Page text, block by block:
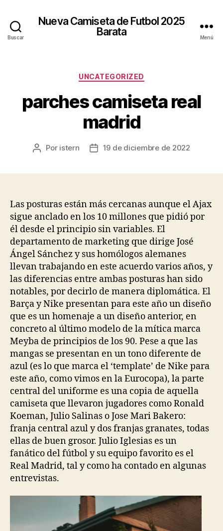
Buscar
Nueva Camiseta de Futbol 2025
Barata
Menú
Categorías
UNCATEGORIZED
parches camiseta real
madrid
Autor
Por istern
Fecha19 de diciembre de 2022
Las posturas están más cercanas aunque el Ajax
sigue anclado en los 10 millones que pidió por
él desde el principio sin variables. El
departamento de marketing que dirige José
Ángel Sánchez y sus homólogos alemanes
llevan trabajando en este acuerdo varios años, y
las diferencias entre ambas posturas han sido
notables, por decirlo de manera diplomática. El
Barça y Nike presentan para este año un diseño
que es un homenaje a un diseño anterior, en
concreto al último modelo de la mítica marca
Meyba de principios de los 90. Pese a que las
mangas se presentan en un tono diferente de
azul (es lo que marca el ‘template’ de Nike para
este año, como vimos en la Eurocopa), la parte
central del uniforme es una copia de aquella
camiseta que llevaron jugadores como Ronald
Koeman, Julio Salinas o Jose Mari Bakero:
franja central azul y dos franjas granates, todas
ellas de buen grosor. Julio Iglesias es un
fanático del fútbol y su equipo favorito es el
Real Madrid, tal y como ha contado en algunas
entrevistas.